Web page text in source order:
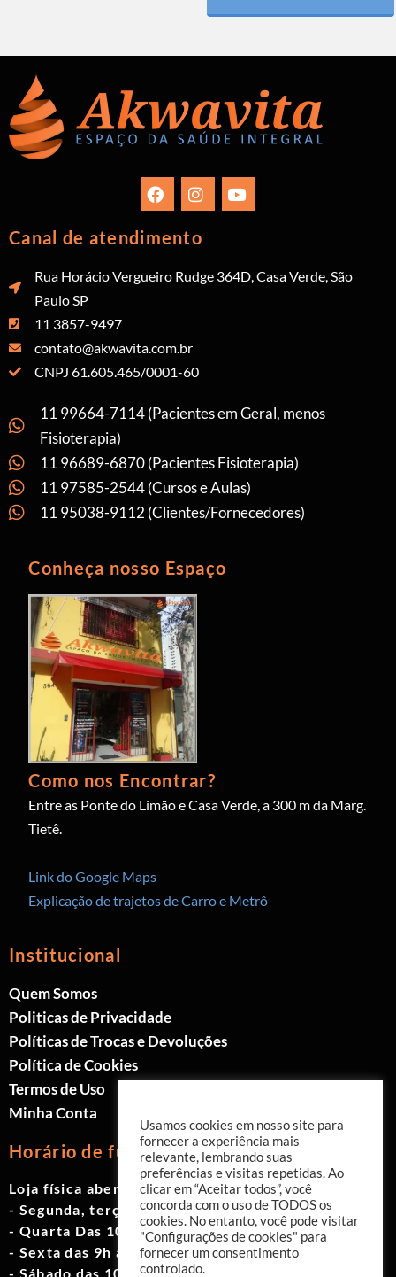
Canal de atendimento
Rua Horácio Vergueiro Rudge 364D, Casa Verde, São
Paulo SP
11 3857-9497
contato@akwavita.com.br
CNPJ 61.605.465/0001-60
11 99664-7114 (Pacientes em Geral, menos
Fisioterapia)
11 96689-6870 (Pacientes Fisioterapia)
11 97585-2544 (Cursos e Aulas)
11 95038-9112 (Clientes/Fornecedores)
Conheça nosso Espaço
Como nos Encontrar?
Entre as Ponte do Limão e Casa Verde, a 300 m da Marg.
Tietê.
Link do Google Maps
Explicação de trajetos de Carro e Metrô
Institucional
Quem Somos
Politicas de Privacidade
Políticas de Trocas e Devoluções
Política de Cookies
Termos de Uso
Minha Conta
Horário de funcionamento
Loja física aberta de Segunda à Sábado.
- Segunda, terça e quinta das 9h às 19h
- Quarta Das 10h às 18h
- Sexta das 9h às 18h
- Sábado das 10h às 17h
Usamos cookies em nosso site para
fornecer a experiência mais
relevante, lembrando suas
preferências e visitas repetidas. Ao
clicar em “Aceitar todos”, você
concorda com o uso de TODOS os
cookies. No entanto, você pode visitar
"Configurações de cookies" para
fornecer um consentimento
controlado.